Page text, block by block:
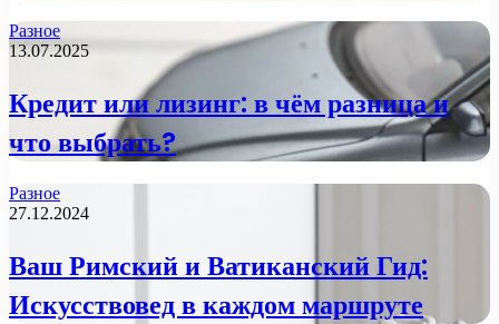
Разное
13.07.2025
Кредит или лизинг: в чём разница и
что выбрать?
Разное
27.12.2024
Ваш Римский и Ватиканский Гид:
Искусствовед в каждом маршруте